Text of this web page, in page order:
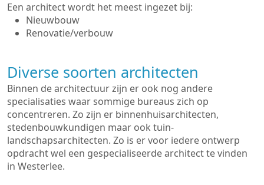
Een architect wordt het meest ingezet bij:
Nieuwbouw
Renovatie/verbouw
Diverse soorten architecten
Binnen de architectuur zijn er ook nog andere
specialisaties waar sommige bureaus zich op
concentreren. Zo zijn er binnenhuisarchitecten,
stedenbouwkundigen maar ook tuin-
landschapsarchitecten. Zo is er voor iedere ontwerp
opdracht wel een gespecialiseerde architect te vinden
in Westerlee.